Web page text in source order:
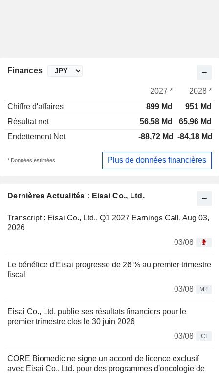
Dernières Actualités : Eisai Co., Ltd.
Transcript : Eisai Co., Ltd., Q1 2027 Earnings Call, Aug 03,
2026
03/08
Le bénéfice d'Eisai progresse de 26 % au premier trimestre
fiscal
03/08
MT
Eisai Co., Ltd. publie ses résultats financiers pour le
premier trimestre clos le 30 juin 2026
03/08
CI
CORE Biomedicine signe un accord de licence exclusif
avec Eisai Co., Ltd. pour des programmes d'oncologie de
Finances
2027 *
2028 *
Chiffre d'affaires
899 Md
951 Md
Résultat net
56,58 Md
65,96 Md
Endettement Net
-88,72 Md -84,18 Md
* Données estimées Plus de données financières